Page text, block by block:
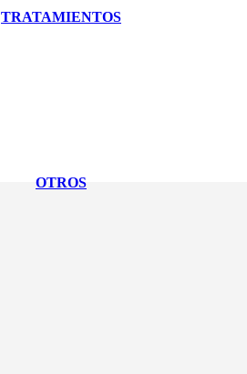
TRATAMIENTOS
OTROS